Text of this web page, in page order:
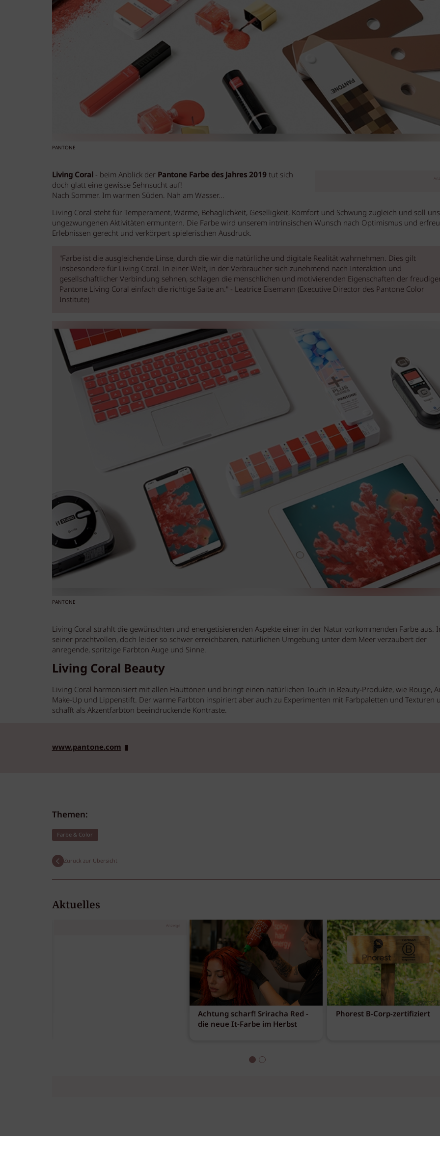
PANTONE
Living Coral- beim Anblick der Pantone Farbe des Jahres 2019tut sich
doch glatt eine gewisse Sehnsucht auf!
Nach Sommer. Im warmen Süden. Nah am Wasser...
Living Coral steht für Temperament, Wärme, Behaglichkeit, Geselligkeit, Komfort und Schwung zugleich und soll
ungezwungenen Aktivitäten ermuntern. Die Farbe wird unserem intrinsischen Wunsch nach Optimismus und
Erlebnissen gerecht und verkörpert spielerischen Ausdruck.
"Farbe ist die ausgleichende Linse, durch die wir die natürliche und digitale Realität wahrnehmen. Dies gilt
insbesondere für Living Coral. In einer Welt, in der Verbraucher sich zunehmend nach Interaktion und
gesellschaftlicher Verbindung sehnen, schlagen die menschlichen und motivierenden Eigenschaften der
Pantone Living Coral einfach die richtige Saite an." - Leatrice Eisemann (Executive Director des Pantone Color
Institute)
PANTONE
Living Coral strahlt die gewünschten und energetisierenden Aspekte einer in der Natur vorkommenden Farbe aus.
seiner prachtvollen, doch leider so schwer erreichbaren, natürlichen Umgebung unter dem Meer verzaubert der
anregende, spritzige Farbton Auge und Sinne.
Living Coral Beauty
Living Coral harmonisiert mit allen Hauttönen und bringt einen natürlichen Touch in Beauty-Produkte, wie Rouge,
Make-Up und Lippenstift. Der warme Farbton inspiriert aber auch zu Experimenten mit Farbpaletten und Texturen
schafft als Akzentfarbton beeindruckende Kontraste.
www.pantone.com
Themen:
Farbe & Color
Zurück zur Übersicht
Aktuelles
Anzeige
Achtung scharf! Sriracha Red -
die neue It-Farbe im Herbst
Phorest B-Corp-zertifiziert